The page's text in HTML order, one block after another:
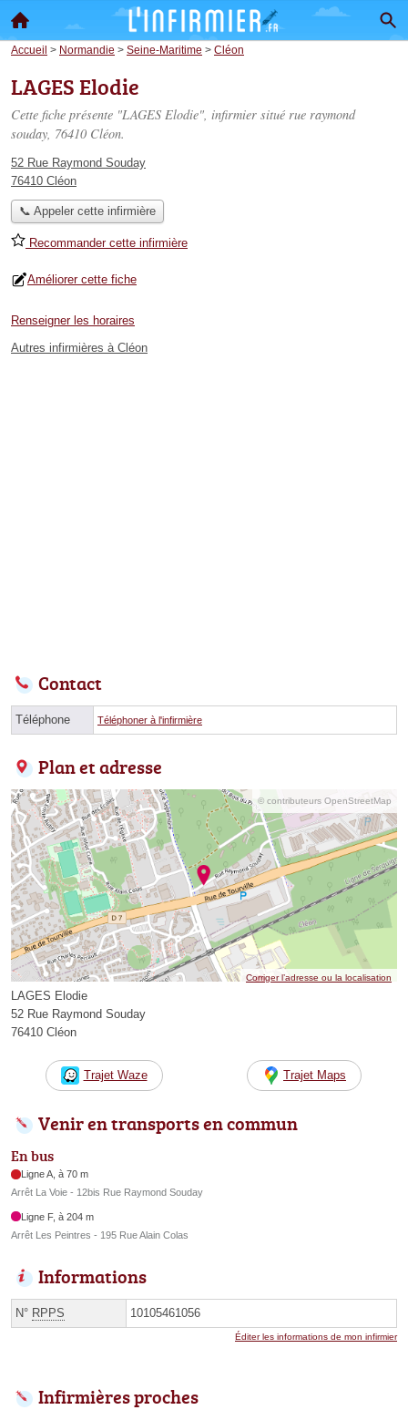
Accueil > Normandie > Seine-Maritime > Cléon
LAGES Elodie
Cette fiche présente "LAGES Elodie", infirmier situé rue raymond
souday, 76410 Cléon.
52 Rue Raymond Souday
76410 Cléon
📞 Appeler cette infirmière
Recommander cette infirmière
Améliorer cette fiche
Renseigner les horaires
Autres infirmières à Cléon
Contact
Téléphone Téléphoner à l'infirmière
Plan et adresse
© contributeurs OpenStreetMap
Corriger l’adresse ou la localisation
LAGES Elodie
52 Rue Raymond Souday
76410 Cléon
Trajet Waze Trajet Maps
Venir en transports en commun
En bus
Ligne A, à 70 m
Arrêt La Voie - 12bis Rue Raymond Souday
Ligne F, à 204 m
Arrêt Les Peintres - 195 Rue Alain Colas
Informations
N° RPPS 10105461056
Éditer les informations de mon infirmier
Infirmières proches